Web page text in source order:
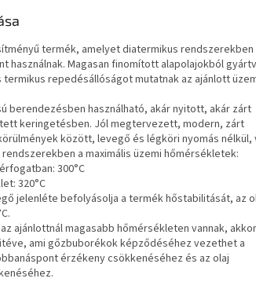
termék, amelyet diatermikus rendszerekben
használnak. Magasan finomított alapolajokból
repedésállóságot mutatnak az ajánlott
berendezésben használható, akár nyitott, akár zárt
keringetésben. Jól megtervezett, modern, zárt
között, levegő és légköri nyomás nélkül,
a maximális üzemi hőmérsékletek:
300°C
320°C
jelenléte befolyásolja a termék hőstabilitását, az
ajánlottnál magasabb hőmérsékleten vannak, akkor
ami gőzbuborékok képződéséhez vezethet a
érzékeny csökkenéséhez és az olaj